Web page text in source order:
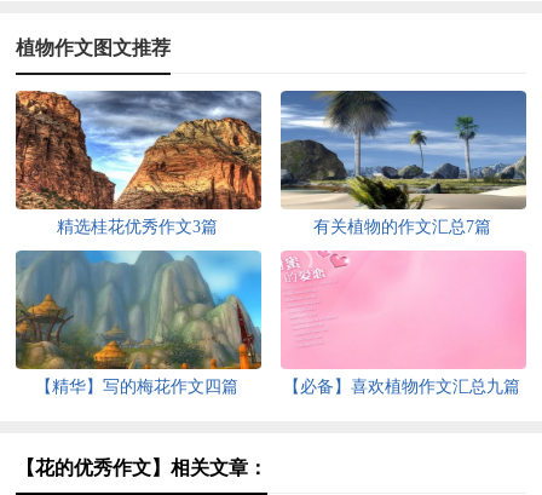
植物作文图文推荐
精选桂花优秀作文3篇 有关植物的作文汇总7篇
【精华】写的梅花作文四篇 【必备】喜欢植物作文汇总九篇
【花的优秀作文】相关文章：